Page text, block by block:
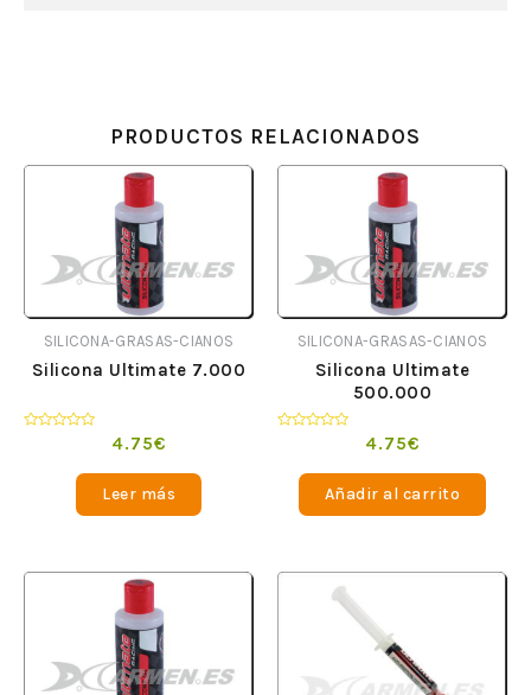
PRODUCTOS RELACIONADOS
SILICONA-GRASAS-CIANOS
Silicona Ultimate 7.000
4.75€
Leer más
SILICONA-GRASAS-CIANOS
Silicona Ultimate
500.000
4.75€
Añadir al carrito